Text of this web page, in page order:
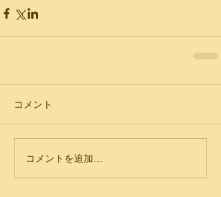
コメント
コメントを追加…